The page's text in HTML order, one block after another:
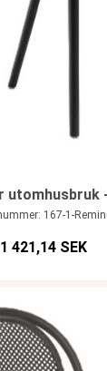
utomhusbruk
167-1-
1 421,14 SEK